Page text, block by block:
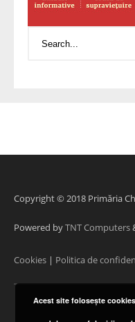
Copyright © 2018 Primăria
Powered byTNT Computers
Cookies | Politica de
Acest site foloseşte